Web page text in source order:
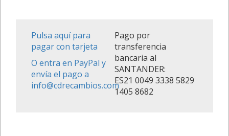
Pulsa aquí para
pagar con tarjeta
O entra en PayPal y
envía el pago a
info@cdrecambios.com
Pago por
transferencia
bancaria al
SANTANDER:
ES21 0049 3338 5829
1405 8682